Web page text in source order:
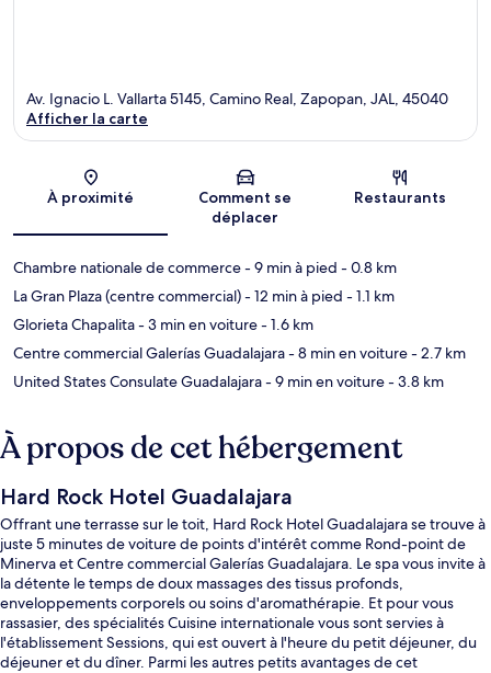
Carte
Av. Ignacio L. Vallarta 5145, Camino Real, Zapopan, JAL, 45040
Afficher la carte
À proximité
Comment se
déplacer
Restaurants
Chambre nationale de commerce- 9 min à pied - 0.8 km
La Gran Plaza (centre commercial)- 12 min à pied - 1.1 km
Glorieta Chapalita- 3 min en voiture- 1.6 km
Centre commercial Galerías Guadalajara- 8 min en voiture- 2.7 km
United States Consulate Guadalajara- 9 min en voiture- 3.8 km
À propos de cet hébergement
Hard Rock Hotel Guadalajara
Offrant une terrasse sur le toit, Hard Rock Hotel Guadalajara se trouve à
juste 5 minutes de voiture de points d'intérêt comme Rond-point de
Minerva et Centre commercial Galerías Guadalajara. Le spa vous invite à
la détente le temps de doux massages des tissus profonds,
enveloppements corporels ou soins d'aromathérapie. Et pour vous
rassasier, des spécialités Cuisine internationale vous sont servies à
l'établissement Sessions, qui est ouvert à l'heure du petit déjeuner, du
déjeuner et du dîner. Parmi les autres petits avantages de cet